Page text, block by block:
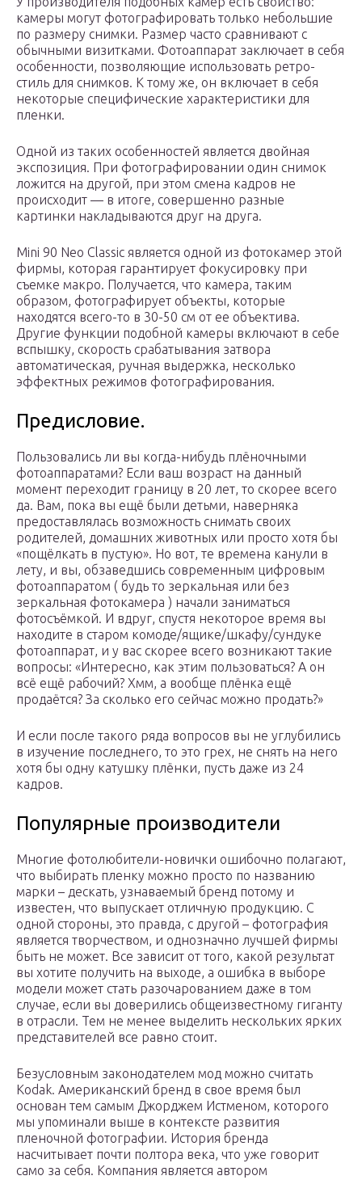
камеры могут фотографировать только небольшие
по размеру снимки. Размер часто сравнивают с
обычными визитками. Фотоаппарат заключает в себя
особенности, позволяющие использовать ретро-
стиль для снимков. К тому же, он включает в себя
некоторые специфические характеристики для
пленки.
Одной из таких особенностей является двойная
экспозиция. При фотографировании один снимок
ложится на другой, при этом смена кадров не
происходит — в итоге, совершенно разные
картинки накладываются друг на друга.
Mini 90 Neo Classic является одной из фотокамер этой
фирмы, которая гарантирует фокусировку при
съемке макро. Получается, что камера, таким
образом, фотографирует объекты, которые
находятся всего-то в 30-50 см от ее объектива.
Другие функции подобной камеры включают в себе
вспышку, скорость срабатывания затвора
автоматическая, ручная выдержка, несколько
эффектных режимов фотографирования.
Предисловие.
Пользовались ли вы когда-нибудь плёночными
фотоаппаратами? Если ваш возраст на данный
момент переходит границу в 20 лет, то скорее всего
да. Вам, пока вы ещё были детьми, наверняка
предоставлялась возможность снимать своих
родителей, домашних животных или просто хотя бы
«пощёлкать в пустую». Но вот, те времена канули в
лету, и вы, обзаведшись современным цифровым
фотоаппаратом ( будь то зеркальная или без
зеркальная фотокамера ) начали заниматься
фотосъёмкой. И вдруг, спустя некоторое время вы
находите в старом комоде/ящике/шкафу/сундуке
фотоаппарат, и у вас скорее всего возникают такие
вопросы: «Интересно, как этим пользоваться? А он
всё ещё рабочий? Хмм, а вообще плёнка ещё
продаётся? За сколько его сейчас можно продать?»
И если после такого ряда вопросов вы не углубились
в изучение последнего, то это грех, не снять на него
хотя бы одну катушку плёнки, пусть даже из 24
кадров.
Популярные производители
Многие фотолюбители-новички ошибочно полагают,
что выбирать пленку можно просто по названию
марки – дескать, узнаваемый бренд потому и
известен, что выпускает отличную продукцию. С
одной стороны, это правда, с другой – фотография
является творчеством, и однозначно лучшей фирмы
быть не может. Все зависит от того, какой результат
вы хотите получить на выходе, а ошибка в выборе
модели может стать разочарованием даже в том
случае, если вы доверились общеизвестному гиганту
в отрасли. Тем не менее выделить нескольких ярких
представителей все равно стоит.
Безусловным законодателем мод можно считать
Kodak. Американский бренд в свое время был
основан тем самым Джорджем Истменом, которого
мы упоминали выше в контексте развития
пленочной фотографии. История бренда
насчитывает почти полтора века, что уже говорит
само за себя. Компания является автором